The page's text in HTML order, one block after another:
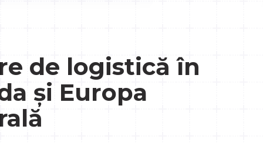
de logistică în
și Europa